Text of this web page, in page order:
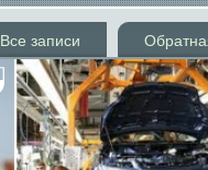
Все записи